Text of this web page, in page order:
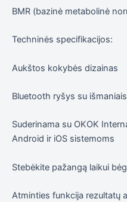
BMR (bazinė metabolinė
Techninės specifikacijos:
Aukštos kokybės dizainas
Bluetooth ryšys su
Suderinama su OKOK
Android ir iOS sistemoms
Stebėkite pažangą laikui
Atminties funkcija rezultatų